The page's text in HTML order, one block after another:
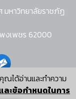
ณได้อ่านและทำความ
ะข้อกำหนดในการ
มหาวิทยาลัยราชภัฏ
พงเพชร 62000
า